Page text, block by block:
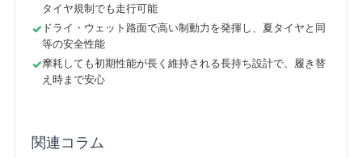
タイヤ規制でも走行可能
ドライ・ウェット路面で高い制動力を発揮し、夏タイヤと同
等の安全性能
摩耗しても初期性能が長く維持される長持ち設計で、履き替
え時まで安心
関連コラム